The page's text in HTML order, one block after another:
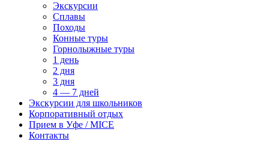
Экскурсии
Сплавы
Походы
Конные туры
Горнолыжные туры
1 день
2 дня
3 дня
4 — 7 дней
Экскурсии для школьников
Корпоративный отдых
Прием в Уфе / MICE
Контакты